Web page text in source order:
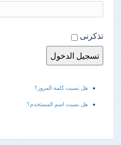
تذكرنى
هل نسيت كلمة المرور؟
هل نسيت اسم المستخدم؟